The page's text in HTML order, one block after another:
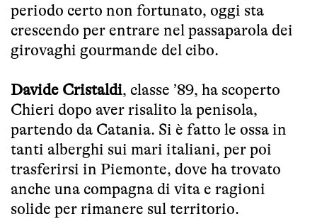
periodo certo non fortunato, oggi sta
crescendo per entrare nel passaparola dei
girovaghi gourmande del cibo.
Davide Cristaldi, classe ’89, ha scoperto
Chieri dopo aver risalito la penisola,
partendo da Catania. Si è fatto le ossa in
tanti alberghi sui mari italiani, per poi
trasferirsi in Piemonte, dove ha trovato
anche una compagna di vita e ragioni
solide per rimanere sul territorio.